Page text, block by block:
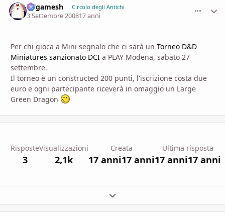
Gilgamesh Circolo degli Antichi
3 Settembre 200817 anni
Per chi gioca a Mini segnalo che ci sarà un Torneo D&D
Miniatures sanzionato DCI a PLAY Modena, sabato 27
settembre.
Il torneo è un constructed 200 punti, l'iscrizione costa due
euro e ogni partecipante riceverà in omaggio un Large
Green Dragon
Risposte
3
Visualizzazioni
2,1k
Creata
17 anni17 anni
Ultima risposta
17 anni17 anni
Espandi panoramica del topic